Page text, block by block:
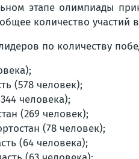
этапе олимпиады
количество участий
по количеству
(578 человек);
человека);
(269 человек);
(78 человек);
(64 человека);